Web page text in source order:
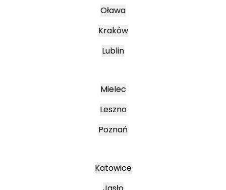
Oława
Kraków
Lublin
Mielec
Leszno
Poznań
Katowice